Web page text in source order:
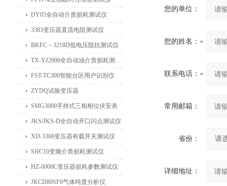
您的单位：
您的姓名：
联系电话：
常用邮箱：
省份：
详细地址：
DY05全自动介质损耗测试仪
3383变压器直流电阻测试仪
BKFC－3218D低电压阻抗测试仪
TX-YJ2000全自动油介质损耗测试仪
FST-TC300智能台区用户识别仪
ZYDQ试验变压器
SMG3000手持式三相相位伏安表
JKS/JKS-D全自动开口闪点测试仪
XD-3368变压器有载开关测试仪
SHC10变频介质损耗测试仪
HZ-6000C变压器损耗参数测试仪
JKCD80SF6气体纯度分析仪